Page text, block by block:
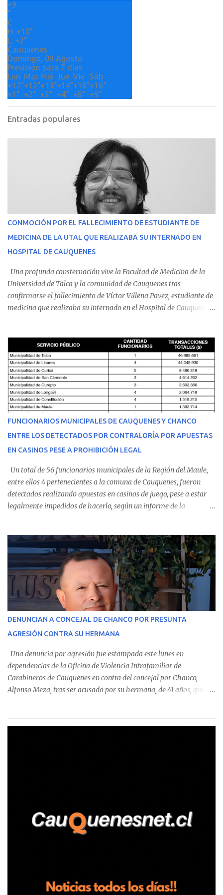
s
+9
°
C
H: +10°
L: +2°
Cauquenes
Domingo, 09 Agosto
Previsión para 7 días
Lun Mar Mié Jue Vie
Sáb
+12°+12°+13°+14°+18°+16°
+1° +2° +2° +4° +8° +9°
Entradas populares
CONMOCIÓN POR EL FALLECIMIENTO DE ESTUDIANTE DE
MEDICINA DE LA UTAL QUE REALIZABA SU INTERNADO EN
HOSPITAL DE CAUQUENES
Una profunda consternación vive la Facultad de Medicina de la
Universidad de Talca y la comunidad de Cauquenes tras
confirmarse el fallecimiento de Víctor Villena Pavez, estudiante de
medicina que realizaba su internado en el Hospital de Cauquenes.
malestares físicos. Dada la complejidad de su estado de salud, el
equipo médico determinó su traslado de urgencia al Hospital
Regional de Talca y dado la urgencia la ambulancia partió hacia
Talca con escolta de Carabineros. En medio del traslado, el
estudiante de medicina de 25 años, se agravó y pese a los esfuerzos
del personal de emergencia terminó falleciendo, sin alcanzar a
recibir atención especializada en el centro de destino. Apenas se
conoció la gravedad de su condición, sus padres —residentes en
Villarrica— se trasladaron a Cauquenes con la esperanza de una
evolución favorable. No obstante, alrededo...
FUNCIONARIOS MUNICIPALES DE CAUQUENES Y CHANCO
ENTRE LOS DETECTADOS POR CONTRALORÍA POR APUESTAS
EN CASINOS PESE A PROHIBICIÓN LEGAL
Un total de 56 funcionarios municipales de la Región del Maule,
entre ellos 4 pertenecientes a la comuna de Cauquenes, fueron
detectados realizando apuestas en casinos de juego, pese a estar
legalmente impedidos de hacerlo, según un informe de la
estableció que estos funcionarios —quienes administran o
custodian fondos públicos— efectuaron transacciones por un
monto total de $116.075.918 entre enero de 2024 y junio de 2025.
En el detalle regional, se indica que en la comuna de Cauquenes se
identificó a cuatro funcionarios involucrados en este tipo de
operaciones. Asimismo, se precisa que uno de los casos
corresponde a un funcionario de la Municipalidad de Chanco,
detectaron incumplimientos a la normativa vigente. El informe
precisa que la mayor cantidad de dinero apostado se registró en
Talca, donde...
DENUNCIAN A CONCEJAL DE CHANCO POR PRESUNTA
AGRESIÓN CONTRA SU HERMANA
Una denuncia por agresión fue estampada este lunes en
dependencias de la Oficina de Violencia Intrafamiliar de
Carabineros de Cauquenes en contra del concejal por Chanco,
Alfonso Meza, tras ser acusado por su hermana, de 41 años, quien
relató que los hechos ocurrieron cerca de las 11:30 horas en el
trabajadores, el edil descendió del vehículo y, en medio de la
confrontación, la habría tomado de los hombros, empujado al
suelo y agredido con golpes de pies y manos, mientr...